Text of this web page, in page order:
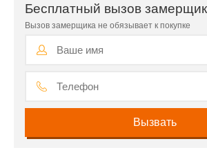
Бесплатный вызов
Вызов замерщика не обязывает к покупке